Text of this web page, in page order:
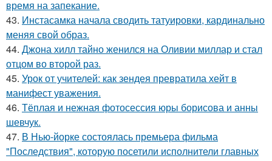
время на запекание.
43. Инстасамка начала сводить татуировки, кардинально
меняя свой образ.
44. Джона хилл тайно женился на Оливии миллар и стал
отцом во второй раз.
45. Урок от учителей: как зендея превратила хейт в
манифест уважения.
46. Тёплая и нежная фотосессия юры борисова и анны
шевчук.
47. В Нью-йорке состоялась премьера фильма
"Последствия", которую посетили исполнители главных